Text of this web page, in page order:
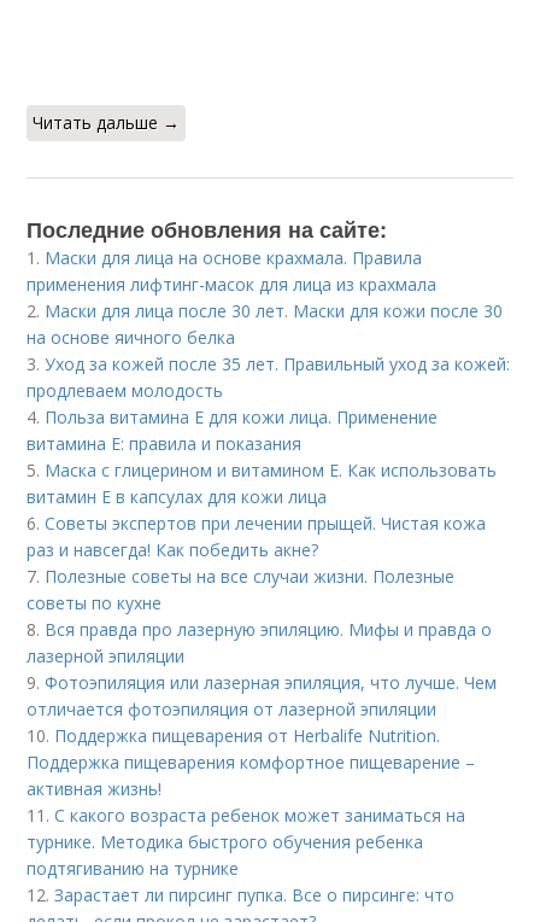
Читать дальше →
Последние обновления на сайте:
1. Маски для лица на основе крахмала. Правила
применения лифтинг-масок для лица из крахмала
2. Маски для лица после 30 лет. Маски для кожи после 30
на основе яичного белка
3.Уход за кожей после 35 лет. Правильный уход за кожей:
продлеваем молодость
4. Польза витамина Е для кожи лица. Применение
витамина E: правила и показания
5. Маска с глицерином и витамином Е. Как использовать
витамин E в капсулах для кожи лица
6.Советы экспертов при лечении прыщей. Чистая кожа
раз и навсегда! Как победить акне?
7. Полезные советы на все случаи жизни. Полезные
советы по кухне
8. Вся правда про лазерную эпиляцию. Мифы и правда о
лазерной эпиляции
9.Фотоэпиляция или лазерная эпиляция, что лучше. Чем
отличается фотоэпиляция от лазерной эпиляции
10. Поддержка пищеварения от Herbalife Nutrition.
Поддержка пищеварения комфортное пищеварение –
активная жизнь!
11.С какого возраста ребенок может заниматься на
турнике. Методика быстрого обучения ребенка
подтягиванию на турнике
12.Зарастает ли пирсинг пупка. Все о пирсинге: что